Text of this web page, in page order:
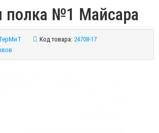
полка №1 Майсара
Код товара: 24708-17